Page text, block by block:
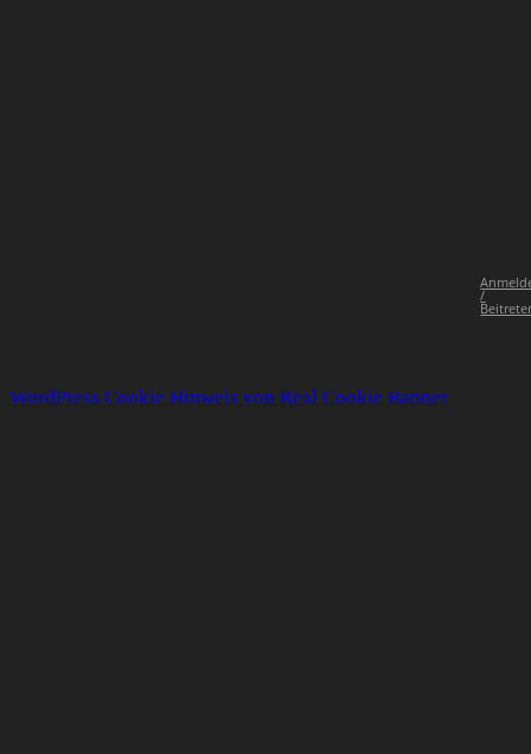
/
WordPress Cookie Hinweis von Real Cookie Banner